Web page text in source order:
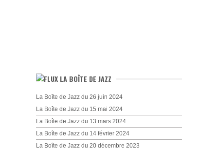
LA BOÎTE DE JAZZ
La Boîte de Jazz du 26 juin 2024
La Boîte de Jazz du 15 mai 2024
La Boîte de Jazz du 13 mars 2024
La Boîte de Jazz du 14 février 2024
La Boîte de Jazz du 20 décembre 2023